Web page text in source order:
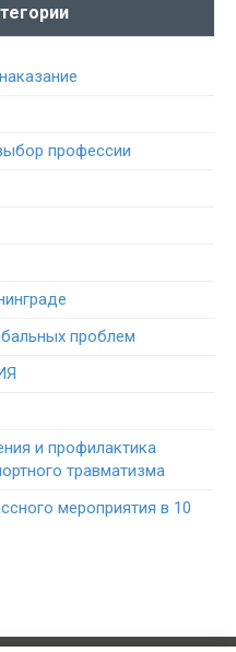
профессии
проблем
и профилактика
травматизма
мероприятия в 10